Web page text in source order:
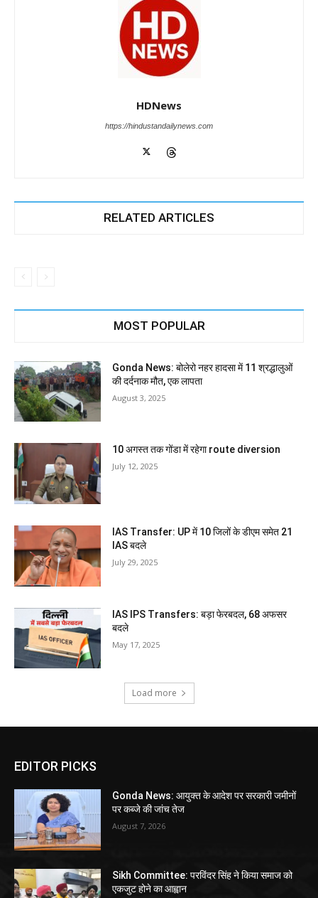
HDNews
https://hindustandailynews.com
RELATED ARTICLES
MOST POPULAR
Gonda News: बोलेरो नहर हादसा में 11 श्रद्धालुओं
की दर्दनाक मौत, एक लापता
August 3, 2025
10 अगस्त तक गोंडा में रहेगा route diversion
July 12, 2025
IAS Transfer: UP में 10 जिलों के डीएम समेत 21
IAS बदले
July 29, 2025
IAS IPS Transfers: बड़ा फेरबदल, 68 अफसर
बदले
May 17, 2025
Load more
EDITOR PICKS
Gonda News: आयुक्त के आदेश पर सरकारी जमीनों
पर कब्जे की जांच तेज
August 7, 2026
Sikh Committee: परविंदर सिंह ने किया समाज को
एकजुट होने का आह्वान